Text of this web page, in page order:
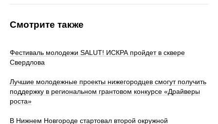
Смотрите также
Фестиваль молодежи SALUT! ИСКРА пройдет в сквере
Свердлова
Лучшие молодежные проекты нижегородцев смогут получить
поддержку в региональном грантовом конкурсе «Драйверы
роста»
В Нижнем Новгороде стартовал второй окружной